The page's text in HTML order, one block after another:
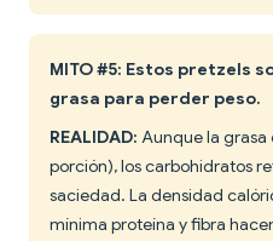
MITO #5: Estos pretzels
grasa para perder peso.
REALIDAD: Aunque la grasa
porción), los carbohidratos
saciedad. La densidad
mínima proteína y fibra